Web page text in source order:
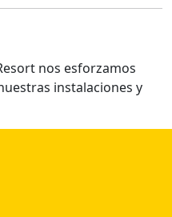
nos esforzamos
instalaciones y